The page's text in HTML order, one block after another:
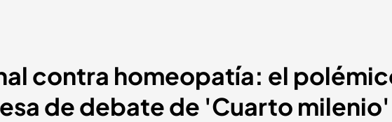
contra homeopatía: el
de debate de 'Cuarto milenio'